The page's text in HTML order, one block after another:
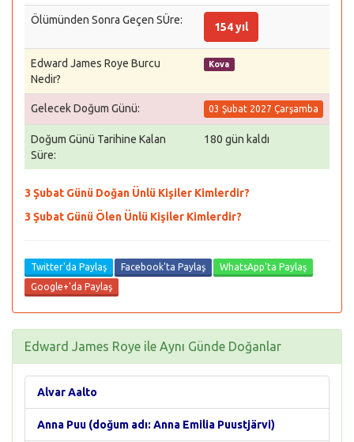
Ölümünden Sonra Geçen SÜre:
154 yıl
Edward James Roye Burcu
Nedir?
Kova
Gelecek Doğum Günü: 03 Şubat 2027 Çarşamba
Doğum Günü Tarihine Kalan
Süre:
180 gün kaldı
3 Şubat Günü Doğan Ünlü Kişiler Kimlerdir?
3 Şubat Günü Ölen Ünlü Kişiler Kimlerdir?
Twitter'da Paylaş Facebook'ta Paylaş
WhatsApp'ta Paylaş
Google+'da Paylaş
Edward James Roye ile Aynı Günde Doğanlar
Alvar Aalto
Anna Puu (doğum adı: Anna Emilia Puustjärvi)